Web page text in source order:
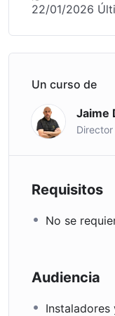
22/01/2026
Un curso de
Jaime
Requisitos
No se
Audiencia